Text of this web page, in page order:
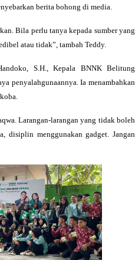
berita bohong di media.
Bila perlu tanya kepada sumber yang
atau tidak”, tambah Teddy.
S.H., Kepala BNNK Belitung
penyalahgunaannya. Ia menambahkan
Larangan-larangan yang tidak boleh
disiplin menggunakan gadget. Jangan